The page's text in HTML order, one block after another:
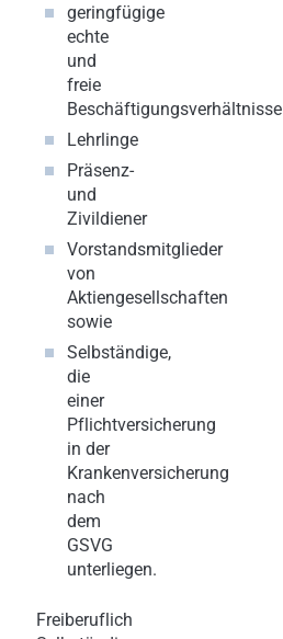
geringfügige
echte
und
freie
Beschäftigungsverhältnisse
Lehrlinge
Präsenz-
und
Zivildiener
Vorstandsmitglieder
von
Aktiengesellschaften
sowie
Selbständige,
die
einer
Pflichtversicherung
in der
Krankenversicherung
nach
dem
GSVG
unterliegen.
Freiberuflich